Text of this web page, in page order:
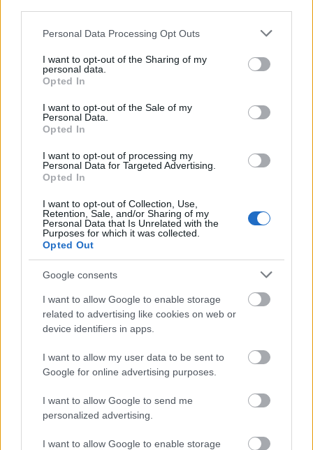
Please note that this website/app uses one or more Google
not limited to your visit or usage behaviour. You may click to
grant or deny consent to Google and its third-party tags to
use your data for below specified purposes in below Google
consent section.
Personal Data Processing Opt Outs
I want to opt-out of the Sharing of my
personal data.
Opted In
I want to opt-out of the Sale of my
Personal Data.
Opted In
I want to opt-out of processing my
Personal Data for Targeted Advertising.
Opted In
I want to opt-out of Collection, Use,
Retention, Sale, and/or Sharing of my
Personal Data that Is Unrelated with the
Purposes for which it was collected.
Opted Out
Google consents
I want to allow Google to enable storage
related to advertising like cookies on web or
device identifiers in apps.
I want to allow my user data to be sent to
Google for online advertising purposes.
I want to allow Google to send me
personalized advertising.
I want to allow Google to enable storage
éles váltásoktól lesz annyira izgalmas, letehetetlen,
fejéből azt az érzést, hogy egyszer márpedig vége
lesz. Talán ez a legszebb az egészben, a félelem. A
Félelem a végtől, a sötétségtől, az ismeretlentől, a
"fertőzöttektől". Olyan nyomasztó hangulat
könyörög a reményért, a szabadulásért.....
Amy az, aki miatt szerintem igazán érdemes
elolvasni A szabadulást. Cronin elemi erővel ható
hangulatot teremtett a kislány köré. Minden jelenet
amiben felbukkan, olyan hatást váltott ki belőlem,
amelyet a többi szereplő is érzett. Fényt, csodát,
reményt, bizonytalanságot, szomorúságot...
Számomra eddig az év könyve A szabadulás.
Remélem nem kell egy évnél többet várnom a
folytatásra. Ha úgy nézzük,ez mondjuk még mindig
kevesebb, mint amit a könyvben szereplőknek
várniuk kellett valakire....